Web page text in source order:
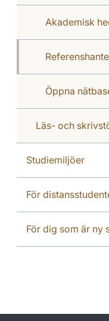
Akademisk
Öppna
Läs- och
Studiemiljöer
För
För dig som är ny